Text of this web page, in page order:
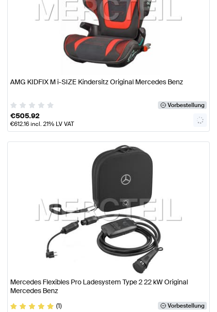
AMG KIDFIX M i-SIZE Kindersitz Original Mercedes Benz
Vorbestellung
€505.92
€612.16incl. 21% LV VAT
Mercedes Flexibles Pro Ladesystem Type 2 22 kW Original
Mercedes Benz
(1)
Vorbestellung